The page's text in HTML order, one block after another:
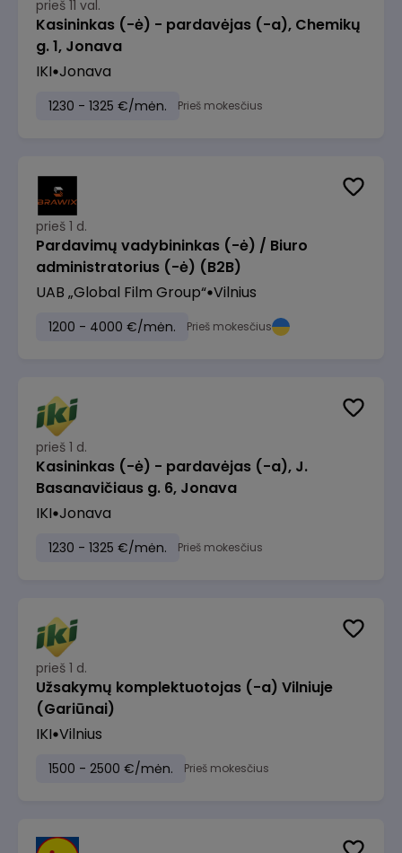
prieš 11 val.
Kasininkas (-ė) - pardavėjas (-a), Chemikų
g. 1, Jonava
IKI Jonava
1230 - 1325 €/mėn. Prieš mokesčius
prieš 1 d.
Pardavimų vadybininkas (-ė) / Biuro
administratorius (-ė) (B2B)
UAB „Global Film Group“ Vilnius
1200 - 4000 €/mėn. Prieš mokesčius
prieš 1 d.
Kasininkas (-ė) - pardavėjas (-a), J.
Basanavičiaus g. 6, Jonava
IKI Jonava
1230 - 1325 €/mėn. Prieš mokesčius
prieš 1 d.
Užsakymų komplektuotojas (-a) Vilniuje
(Gariūnai)
IKI Vilnius
1500 - 2500 €/mėn. Prieš mokesčius